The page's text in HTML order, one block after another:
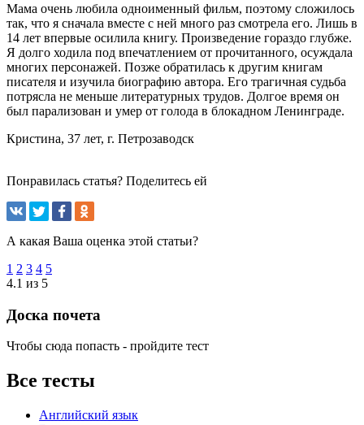
Мама очень любила одноименный фильм, поэтому сложилось
так, что я сначала вместе с ней много раз смотрела его. Лишь в
14 лет впервые осилила книгу. Произведение гораздо глубже.
Я долго ходила под впечатлением от прочитанного, осуждала
многих персонажей. Позже обратилась к другим книгам
писателя и изучила биографию автора. Его трагичная судьба
потрясла не меньше литературных трудов. Долгое время он
был парализован и умер от голода в блокадном Ленинграде.
Кристина, 37 лет, г. Петрозаводск
Понравилась статья? Поделитесь ей
А какая Ваша оценка этой статьи?
1 2 3 4 5
4.1 из 5
Доска почета
Чтобы сюда попасть - пройдите тест
Все тесты
Английский язык